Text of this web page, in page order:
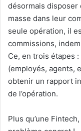
désormais disposer
masse dans leur
seule opération, il
commissions,
Ce, en trois étapes
(employés, agents,
obtenir un rapport
de l’opération.
Plus qu’une